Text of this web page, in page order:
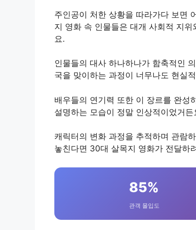
주인공이 처한 상황을 따라가다 보면
지 영화 속 인물들은 대개 사회적 지
요.
인물들의 대사 하나하나가 함축적인
국을 맞이하는 과정이 너무나도 현실
배우들의 연기력 또한 이 장르를 완성
설명하는 모습이 정말 인상적이었거든
캐릭터의 변화 과정을 추적하며 관람
놓친다면 30대 살목지 영화가 전달하
85%
관객 몰입도